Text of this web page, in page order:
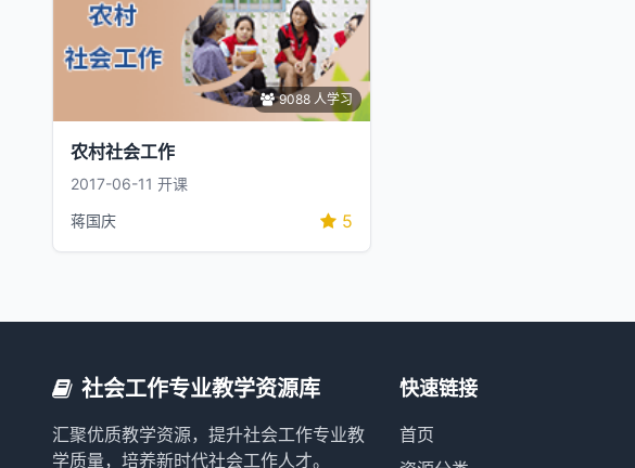
9088 人学习
农村社会工作
2017-06-11 开课
蒋国庆
5
社会工作专业教学资源库
汇聚优质教学资源，提升社会工作专业教
学质量，培养新时代社会工作人才。
快速链接
首页